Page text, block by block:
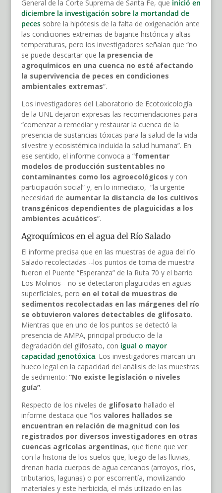
General de la Corte Suprema de Santa Fe, que inició en
diciembre la investigación sobre la mortandad de
pecessobre la hipótesis de la falta de oxigenación ante
las condiciones extremas de bajante histórica y altas
temperaturas, pero los investigadores señalan que “no
se puede descartar que la presencia de
agroquímicos en una cuenca no esté afectando
la supervivencia de peces en condiciones
ambientales extremas”.
Los investigadores del Laboratorio de Ecotoxicología
de la UNL dejaron expresas las recomendaciones para
“comenzar a remediar y restaurar la cuenca de la
presencia de sustancias tóxicas para la salud de la vida
silvestre y ecosistémica incluida la salud humana”. En
ese sentido, el informe convoca a “fomentar
modelos de producción sustentables no
contaminantes como los agroecológicos y con
participación social” y, en lo inmediato, “la urgente
necesidad de aumentar la distancia de los cultivos
transgénicos dependientes de plaguicidas a los
ambientes acuáticos”.
Agroquímicos en el agua del Río Salado
El informe precisa que en las muestras de agua del río
Salado recolectadas --los puntos de toma de muestra
fueron el Puente “Esperanza” de la Ruta 70 y el barrio
Los Molinos-- no se detectaron plaguicidas en aguas
superficiales, pero en el total de muestras de
sedimentos recolectadas en las márgenes del río
se obtuvieron valores detectables de glifosato.
Mientras que en uno de los puntos se detectó la
presencia de AMPA, principal producto de la
degradación del glifosato, con igual o mayor
capacidad genotóxica. Los investigadores marcan un
hueco legal en la capacidad del análisis de las muestras
de sedimento: “No existe legislación o niveles
guía”.
Respecto de los niveles de glifosato hallado el
informe destaca que “los valores hallados se
encuentran en relación de magnitud con los
registrados por diversos investigadores en otras
cuencas agrícolas argentinas, que tiene que ver
con la historia de los suelos que, luego de las lluvias,
drenan hacia cuerpos de agua cercanos (arroyos, ríos,
tributarios, lagunas) o por escorrentía, movilizando
materiales y este herbicida, el más utilizado en las